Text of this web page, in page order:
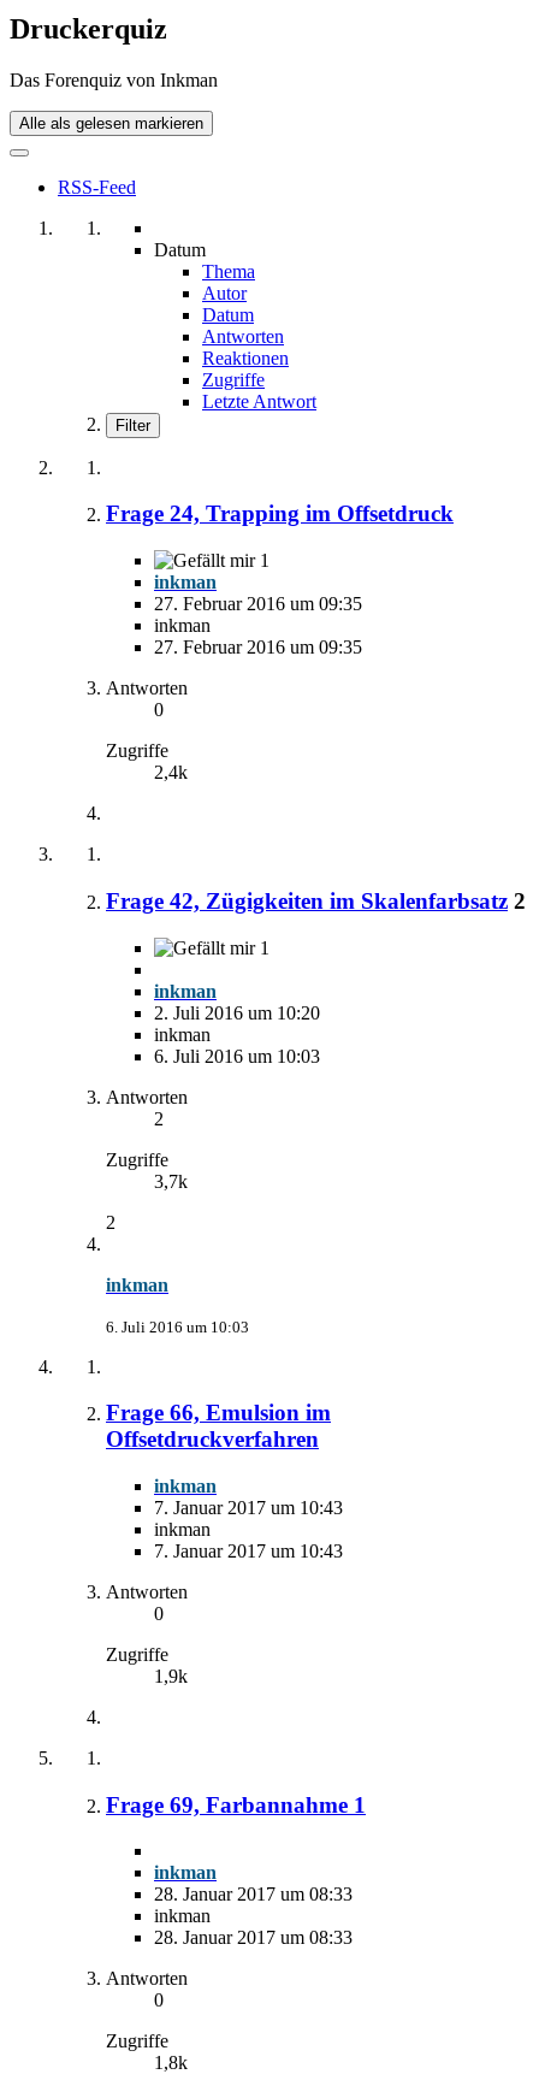
Druckerquiz
Das Forenquiz von Inkman
Alle als gelesen markieren
RSS-Feed
Datum
Thema
Autor
Datum
Antworten
Reaktionen
Zugriffe
Letzte Antwort
Filter
Frage 24, Trapping im Offsetdruck
1
inkman
27. Februar 2016 um 09:35
inkman
27. Februar 2016 um 09:35
Antworten
0
Zugriffe
2,4k
Frage 42, Zügigkeiten im Skalenfarbsatz 2
1
inkman
2. Juli 2016 um 10:20
inkman
6. Juli 2016 um 10:03
Antworten
2
Zugriffe
3,7k
2
inkman
6. Juli 2016 um 10:03
Frage 66, Emulsion im
Offsetdruckverfahren
inkman
7. Januar 2017 um 10:43
inkman
7. Januar 2017 um 10:43
Antworten
0
Zugriffe
1,9k
Frage 69, Farbannahme 1
inkman
28. Januar 2017 um 08:33
inkman
28. Januar 2017 um 08:33
Antworten
0
Zugriffe
1,8k